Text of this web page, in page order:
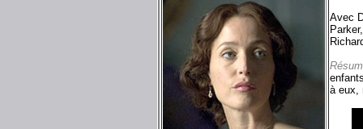
Avec
à eux,